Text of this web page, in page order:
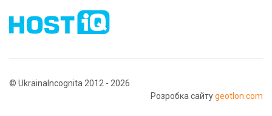
© UkrainaIncognita 2012 - 2026
Розробка сайтуgeotlon.com